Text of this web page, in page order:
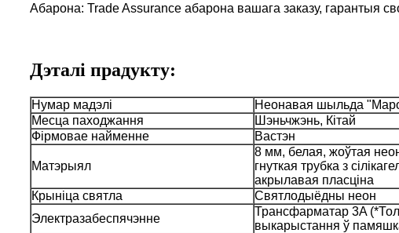
Абарона: Trade Assurance абарона вашага заказу, гарантыя
Дэталі прадукту:
Нумар мадэлі
Неонавая шыльда
Месца паходжання
Шэньчжэнь, Кітай
Фірмовае найменне
Вастэн
Матэрыял
8 мм, белая, жоўтая
гнуткая трубка з
акрылавая пласціна
Крыніца святла
Святлодыёдны неон
Электразабеспячэнне
Трансфарматар 3A
выкарыстання ў